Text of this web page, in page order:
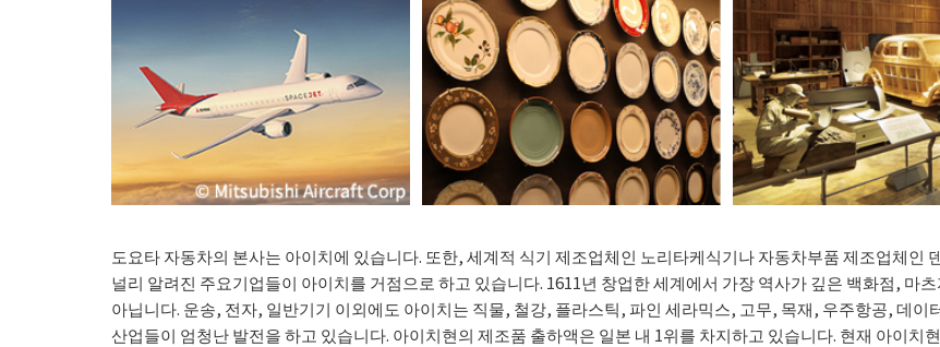
도요타 자동차의 본사는 아이치에 있습니다. 또한, 세계적 식기 제조업체인 노리타케식기나 자동차부품 제조업체인
널리 알려진 주요기업들이 아이치를 거점으로 하고 있습니다. 1611년 창업한 세계에서 가장 역사가 깊은 백화점, 마
아닙니다. 운송, 전자, 일반기기 이외에도 아이치는 직물, 철강, 플라스틱, 파인 세라믹스, 고무, 목재, 우주항공, 데
산업들이 엄청난 발전을 하고 있습니다. 아이치현의 제조품 출하액은 일본 내 1위를 차지하고 있습니다. 현재 아이치